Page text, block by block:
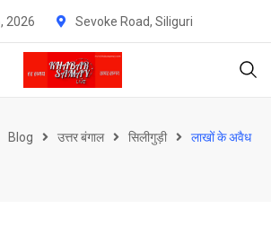
2026 Sevoke Road, Siliguri
Blog उत्तर बंगाल सिलीगुड़ी
लाखों के अवैध